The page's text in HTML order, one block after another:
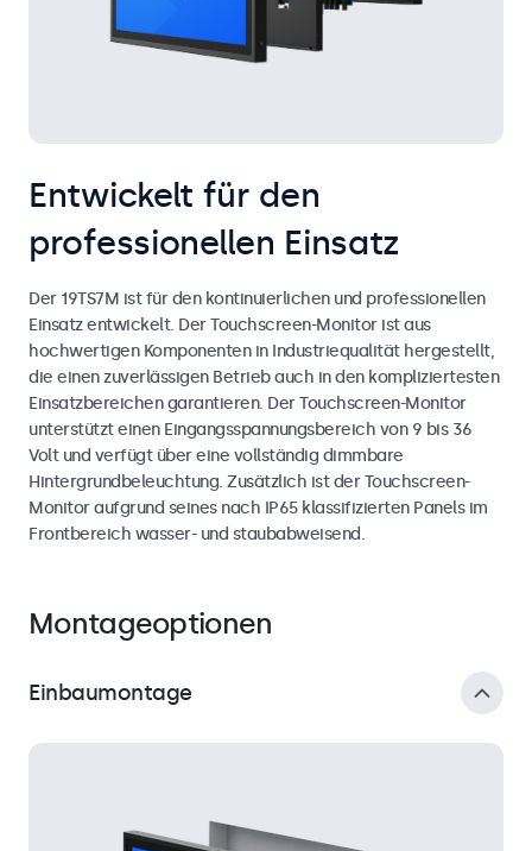
Entwickelt für den
professionellen Einsatz
Der 19TS7M ist für den kontinuierlichen und professionellen
Einsatz entwickelt. Der Touchscreen-Monitor ist aus
hochwertigen Komponenten in Industriequalität hergestellt,
die einen zuverlässigen Betrieb auch in den kompliziertesten
Einsatzbereichen garantieren. Der Touchscreen-Monitor
unterstützt einen Eingangsspannungsbereich von 9 bis 36
Volt und verfügt über eine vollständig dimmbare
Hintergrundbeleuchtung. Zusätzlich ist der Touchscreen-
Monitor aufgrund seines nach IP65 klassifizierten Panels im
Frontbereich wasser- und staubabweisend.
Montageoptionen
Einbaumontage